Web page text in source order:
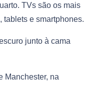
TVs são os mais
tablets e smartphones.
junto à cama
Manchester, na